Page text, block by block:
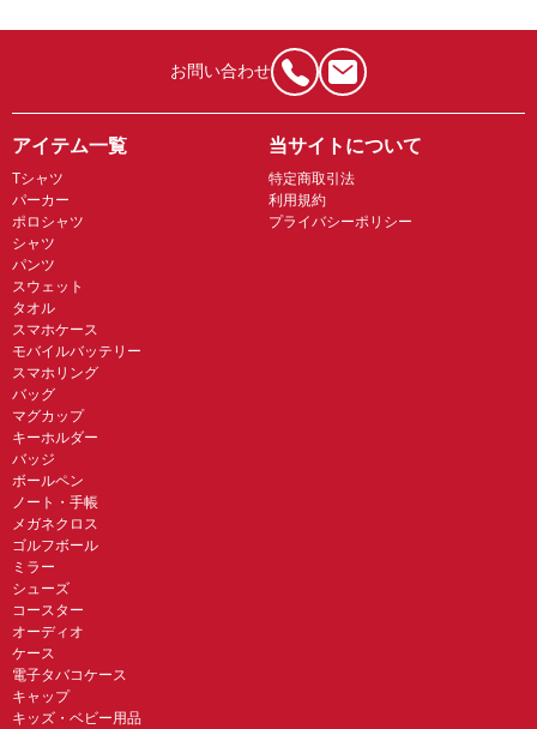
お問い合わせ
アイテム一覧
Tシャツ
パーカー
ポロシャツ
シャツ
パンツ
スウェット
タオル
スマホケース
モバイルバッテリー
スマホリング
バッグ
マグカップ
キーホルダー
バッジ
ボールペン
ノート・手帳
メガネクロス
ゴルフボール
ミラー
シューズ
コースター
オーディオ
ケース
電子タバコケース
キャップ
キッズ・ベビー用品
当サイトについて
特定商取引法
利用規約
プライバシーポリシー